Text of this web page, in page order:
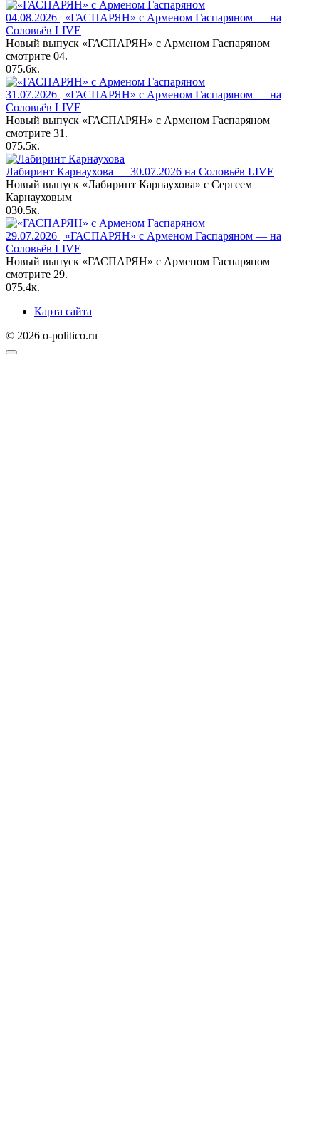
04.08.2026 | «ГАСПАРЯН» с Арменом Гаспаряном — на
Соловьёв LIVE
Новый выпуск «ГАСПАРЯН» с Арменом Гаспаряном
смотрите 04.
075.6к.
31.07.2026 | «ГАСПАРЯН» с Арменом Гаспаряном — на
Соловьёв LIVE
Новый выпуск «ГАСПАРЯН» с Арменом Гаспаряном
смотрите 31.
075.5к.
Лабиринт Карнаухова — 30.07.2026 на Соловьёв LIVE
Новый выпуск «Лабиринт Карнаухова» с Сергеем
Карнауховым
030.5к.
29.07.2026 | «ГАСПАРЯН» с Арменом Гаспаряном — на
Соловьёв LIVE
Новый выпуск «ГАСПАРЯН» с Арменом Гаспаряном
смотрите 29.
075.4к.
Карта сайта
© 2026 o-politico.ru